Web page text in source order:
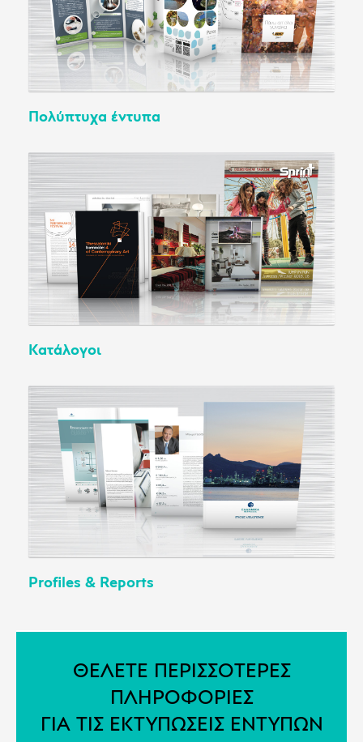
Πολύπτυχα έντυπα
Κατάλογοι
Profiles & Reports
ΘΕΛΕΤΕ ΠΕΡΙΣΣΟΤΕΡΕΣ
ΠΛΗΡΟΦΟΡΙΕΣ
ΓΙΑ ΤΙΣ ΕΚΤΥΠΩΣΕΙΣ ΕΝΤΥΠΩΝ